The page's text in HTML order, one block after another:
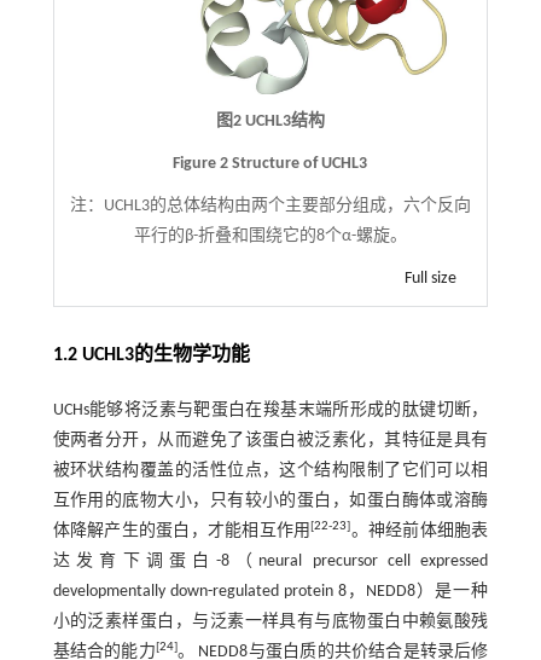
图2 UCHL3结构
Figure 2 Structure of UCHL3
注： UCHL3的总体结构由两个主要部分组成，六个反向
平行的β-折叠和围绕它的8个α-螺旋。
Full size
1.2 UCHL3的生物学功能
UCHs能够将泛素与靶蛋白在羧基末端所形成的肽键切断，
使两者分开，从而避免了该蛋白被泛素化，其特征是具有
被环状结构覆盖的活性位点，这个结构限制了它们可以相
互作用的底物大小，只有较小的蛋白，如蛋白酶体或溶酶
体降解产生的蛋白，才能相互作用[22-23]。神经前体细胞表
达发育下调蛋白-8（neural precursor cell expressed
developmentally down-regulated protein 8，NEDD8）是一种
小的泛素样蛋白，与泛素一样具有与底物蛋白中赖氨酸残
基结合的能力[24]。 NEDD8与蛋白质的共价结合是转录后修